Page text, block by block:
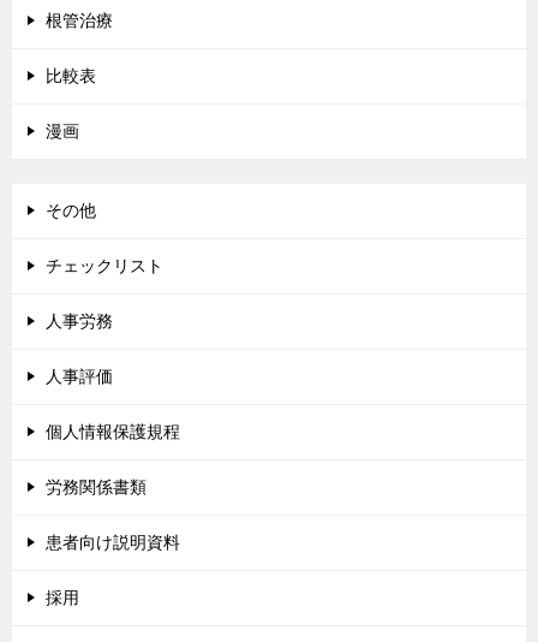
根管治療
比較表
漫画
その他
チェックリスト
人事労務
人事評価
個人情報保護規程
労務関係書類
患者向け説明資料
採用